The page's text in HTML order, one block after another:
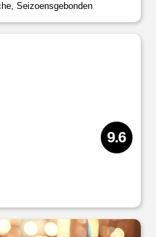
Seizoensgebonden
9.6